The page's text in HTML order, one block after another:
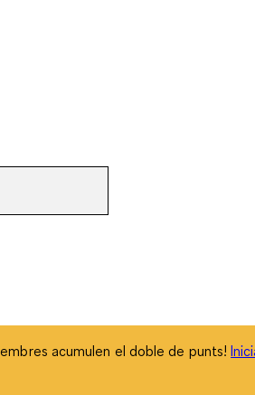
acumulen el doble de punts!